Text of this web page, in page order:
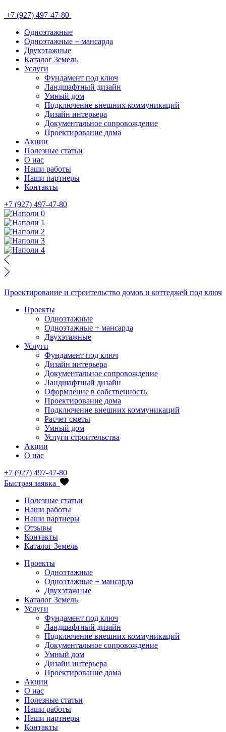
+7 (927) 497-47-80
Одноэтажные
Одноэтажные + мансарда
Двухэтажные
Каталог Земель
Услуги
Фундамент под ключ
Ландшафтный дизайн
Умный дом
Подключение внешних коммуникаций
Дизайн интерьера
Документальное сопровождение
Проектирование дома
Акции
Полезные статьи
О нас
Наши работы
Наши партнеры
Контакты
+7 (927) 497-47-80
Проектирование и строительство домов и коттеджей под ключ
Проекты
Одноэтажные
Одноэтажные + мансарда
Двухэтажные
Услуги
Фундамент под ключ
Дизайн интерьера
Документальное сопровождение
Ландшафтный дизайн
Оформление в собственность
Проектирование дома
Подключение внешних коммуникаций
Расчет сметы
Умный дом
Услуги строительства
Акции
О нас
+7 (927) 497-47-80
Быстрая заявка
Полезные статьи
Наши работы
Наши партнеры
Отзывы
Контакты
Каталог Земель
Проекты
Одноэтажные
Одноэтажные + мансарда
Двухэтажные
Каталог Земель
Услуги
Фундамент под ключ
Ландшафтный дизайн
Подключение внешних коммуникаций
Документальное сопровождение
Умный дом
Дизайн интерьера
Проектирование дома
Акции
О нас
Полезные статьи
Наши работы
Наши партнеры
Контакты